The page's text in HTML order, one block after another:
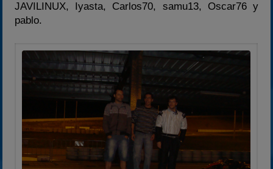
JAVILINUX, Iyasta, Carlos70, samu13, Oscar76 y
pablo.